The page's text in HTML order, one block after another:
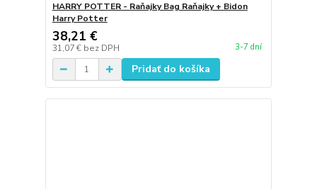
HARRY POTTER - Raňajky Bag Raňajky + Bidon
Harry Potter
38,21 €
31,07 € bez DPH 3-7 dní
Pridať do košíka